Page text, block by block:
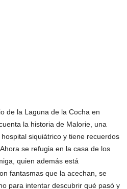
de la Laguna de la Cocha en
la historia de Malorie, una
siquiátrico y tiene recuerdos
se refugia en la casa de los
quien además está
fantasmas que la acechan, se
para intentar descubrir qué pasó y